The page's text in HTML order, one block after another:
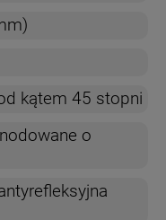
kątem 45 stopni
o